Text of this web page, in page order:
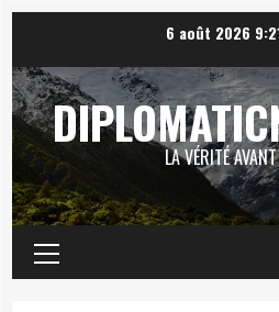
content
6 août 2026
LA VÉRITÉ
Primary
Menu